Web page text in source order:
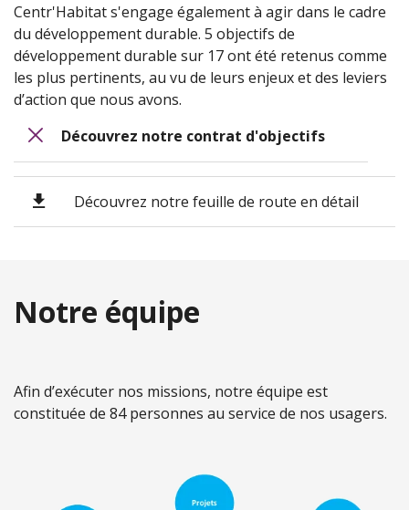
Centr'Habitat s'engage également à agir dans le cadre
du développement durable. 5 objectifs de
développement durable sur 17 ont été retenus comme
les plus pertinents, au vu de leurs enjeux et des leviers
d’action que nous avons.
Découvrez notre contrat d'objectifs
Découvrez notre feuille de route en détail
Notre équipe
Afin d’exécuter nos missions, notre équipe est
constituée de 84 personnes au service de nos usagers.